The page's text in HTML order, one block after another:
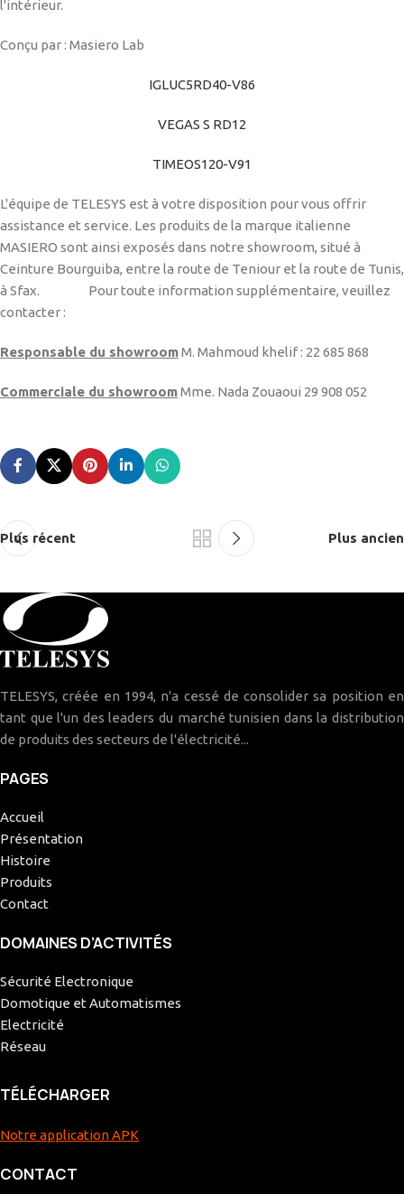
l'intérieur.
Conçu par : Masiero Lab
IGLUC5RD40-V86
VEGAS S RD12
TIMEOS120-V91
L'équipe de TELESYS est à votre disposition pour vous offrir
assistance et service. Les produits de la marque italienne
MASIERO sont ainsi exposés dans notre showroom, situé à
Ceinture Bourguiba, entre la route de Teniour et la route de Tunis,
à Sfax. Pour toute information supplémentaire, veuillez
contacter :
Responsable du showroomM. Mahmoud khelif : 22 685 868
Commerciale du showroomMme. Nada Zouaoui 29 908 052
Plus récent Plus ancien
TELESYS, créée en 1994, n'a cessé de consolider sa position en
tant que l'un des leaders du marché tunisien dans la distribution
de produits des secteurs de l'électricité...
PAGES
Accueil
Présentation
Histoire
Produits
Contact
DOMAINES D’ACTIVITÉS
Sécurité Electronique
Domotique et Automatismes
Electricité
Réseau
TÉLÉCHARGER
Notre application APK
CONTACT